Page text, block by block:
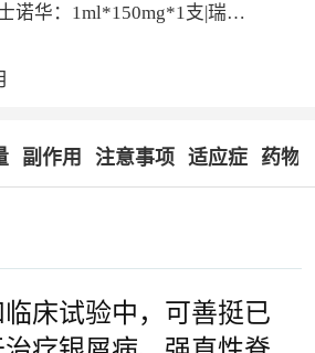
诺华：1ml*150mg*1支|瑞士
ml*1瓶|哥斯达黎加
：150mg*1瓶
副作用 注意事项 适应症 药物
床试验中，可善挺已